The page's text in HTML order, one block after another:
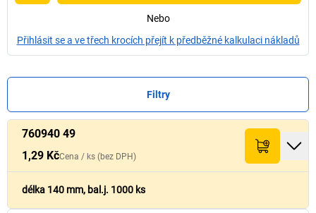
Nebo
Přihlásit se a ve třech krocích přejít k předběžné kalkulaci nákladů
Filtry
Čís.
Cena /ks(bez
Čís.
Cena /ks(bez
760940 49 140
1,29 Kč
760940 49
1,29 KčCena / ks (bez DPH)
délka 140 mm, bal.j. 1000 ks